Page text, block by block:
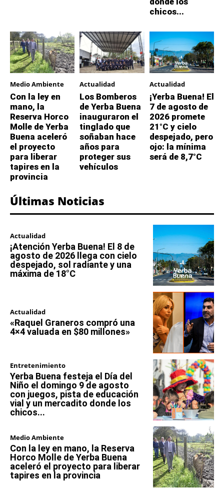
chicos...
Medio Ambiente
Con la ley en
mano, la
Reserva Horco
Molle de Yerba
Buena aceleró
el proyecto
para liberar
tapires en la
provincia
Actualidad
Los Bomberos
de Yerba Buena
inauguraron el
tinglado que
soñaban hace
años para
proteger sus
vehículos
Actualidad
¡Yerba Buena! El
7 de agosto de
2026 promete
21°C y cielo
despejado, pero
ojo: la mínima
será de 8,7°C
Últimas Noticias
Actualidad
¡Atención Yerba Buena! El 8 de
agosto de 2026 llega con cielo
despejado, sol radiante y una
máxima de 18°C
Actualidad
«Raquel Graneros compró una
4×4 valuada en $80 millones»
Entretenimiento
Yerba Buena festeja el Día del
Niño el domingo 9 de agosto
con juegos, pista de educación
vial y un mercadito donde los
chicos...
Medio Ambiente
Con la ley en mano, la Reserva
Horco Molle de Yerba Buena
aceleró el proyecto para liberar
tapires en la provincia